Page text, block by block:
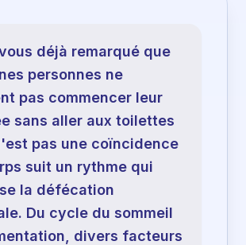
déjà remarqué que
personnes ne
pas commencer leur
sans aller aux toilettes
pas une coïncidence
suit un rythme qui
la défécation
Du cycle du sommeil
divers facteurs